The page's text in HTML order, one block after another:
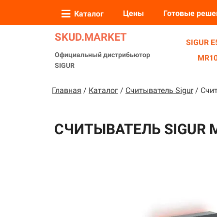
Каталог Цены Готовые
.
❆
SKUD.MARKET
Официальный дистрибьютор
SIGUR
SIGUR
Главная / Каталог / Считыватель Sigur /
СЧИТЫВАТЕЛЬ SIGUR